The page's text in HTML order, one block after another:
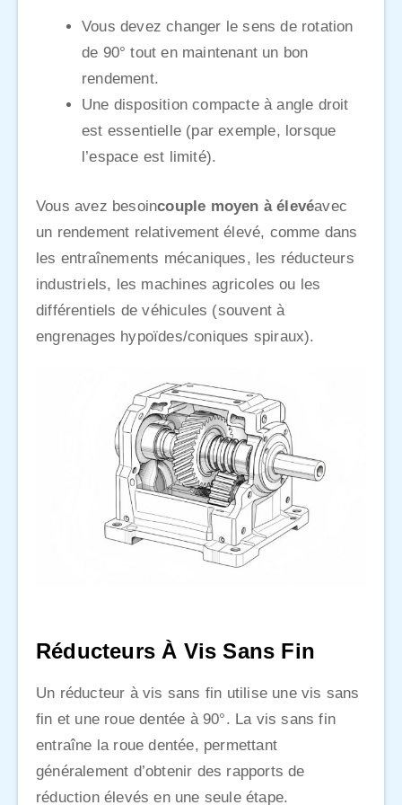
Vous devez changer le sens de rotation
de 90° tout en maintenant un bon
rendement.
Une disposition compacte à angle droit
est essentielle (par exemple, lorsque
l’espace est limité).
Vous avez besoincouple moyen à élevéavec
un rendement relativement élevé, comme dans
les entraînements mécaniques, les réducteurs
industriels, les machines agricoles ou les
différentiels de véhicules (souvent à
engrenages hypoïdes/coniques spiraux).
Réducteurs À Vis Sans Fin
Un réducteur à vis sans fin utilise une vis sans
fin et une roue dentée à 90°. La vis sans fin
entraîne la roue dentée, permettant
généralement d’obtenir des rapports de
réduction élevés en une seule étape.